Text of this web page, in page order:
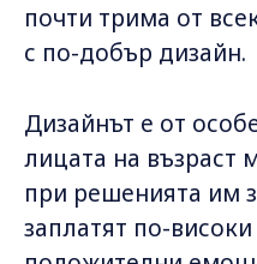
почти трима от
с по-добър дизайн.
Дизайнът е от
лицата на възраст
при решенията им
заплатят по-